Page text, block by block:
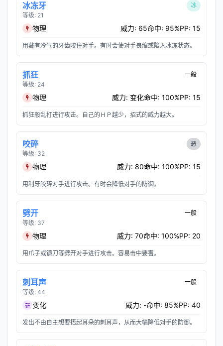
冰冻牙
等级: 21
冰
物理 威力: 65命中: 95%PP: 15
用藏有冷气的牙齿咬住对手。有时会使对手畏缩或陷入冰冻状态。
抓狂
等级: 24
一般
物理 威力: 变化命中: 100%PP: 15
抓狂般乱打进行攻击。自己的ＨＰ越少，招式的威力越大。
咬碎
等级: 32
恶
物理 威力: 80命中: 100%PP: 15
用利牙咬碎对手进行攻击。有时会降低对手的防御。
劈开
等级: 37
一般
物理 威力: 70命中: 100%PP: 20
用爪子或镰刀等劈开对手进行攻击。容易击中要害。
刺耳声
等级: 44
一般
变化 威力: -命中: 85%PP: 40
发出不由自主想要捂起耳朵的刺耳声，从而大幅降低对手的防御。